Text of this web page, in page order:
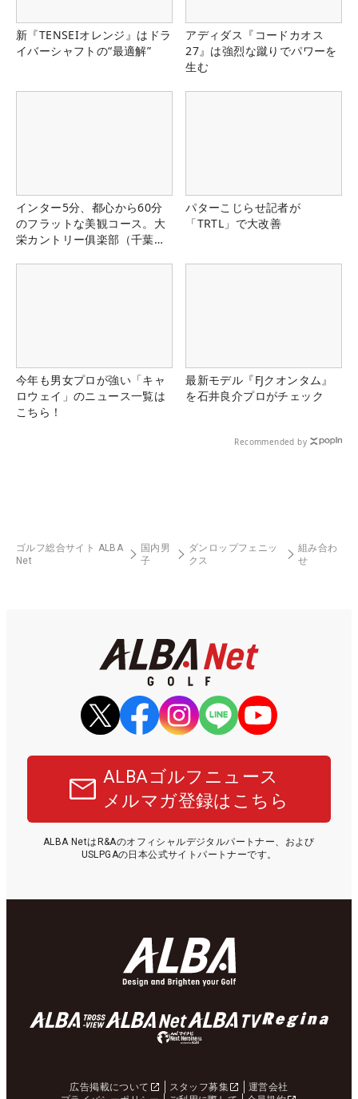
新『TENSEIオレンジ』はドラ
イバーシャフトの“最適解”
アディダス『コードカオス
27』は強烈な蹴りでパワーを
生む
インター5分、都心から60分
のフラットな美観コース。大
栄カントリー俱楽部（千葉
パターこじらせ記者が
「TRTL」で大改善
今年も男女プロが強い「キャ
ロウェイ」のニュース一覧は
こちら！
最新モデル『FJクオンタム』
を石井良介プロがチェック
Recommended by
ゴルフ総合サイト ALBA
Net
国内男
子
ダンロップフェニッ
クス
組み合わ
せ
ALBAゴルフニュース
メルマガ登録はこちら
ALBA NetはR&Aのオフィシャルデジタルパートナー、および
USLPGAの日本公式サイトパートナーです。
広告掲載について スタッフ募集
運営会社